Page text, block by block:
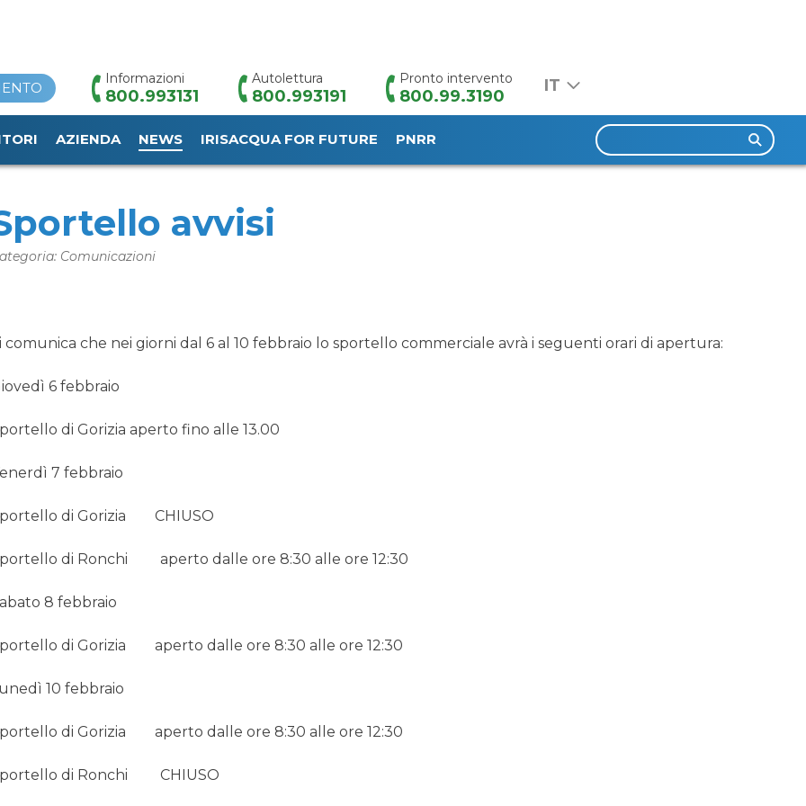
Informazioni
800.993131
Autolettura
800.993191
Pronto intervento
800.99.3190
AZIENDA NEWS IRISACQUA FOR FUTURE PNRR
Ricerca
per:
SPORTELLO AVVISI
avvisi
Comunicazioni
comunica che nei giorni dal 6 al 10 febbraio lo sportello commerciale avrà i seguenti orari di apertura:
6 febbraio
di Gorizia aperto fino alle 13.00
7 febbraio
di Gorizia CHIUSO
di Ronchi aperto dalle ore 8:30 alle ore 12:30
8 febbraio
di Gorizia aperto dalle ore 8:30 alle ore 12:30
10 febbraio
di Gorizia aperto dalle ore 8:30 alle ore 12:30
di Ronchi CHIUSO